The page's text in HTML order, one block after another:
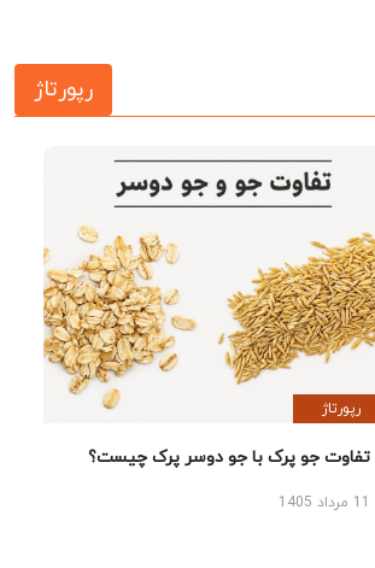
رپورتاژ
رپورتاژ
تفاوت جو پرک با جو دوسر پرک چیست؟